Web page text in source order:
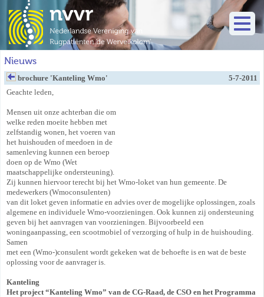
Nieuws
brochure 'Kanteling Wmo'
5-7-2011
Geachte leden,
Mensen uit onze achterban die om
welke reden moeite hebben met
zelfstandig wonen, het voeren van
het huishouden of meedoen in de
samenleving kunnen een beroep
doen op de Wmo (Wet
maatschappelijke ondersteuning).
Zij kunnen hiervoor terecht bij het Wmo-loket van hun gemeente. De
medewerkers (Wmoconsulenten)
van dit loket geven informatie en advies over de mogelijke oplossingen, zoals
algemene en individuele Wmo-voorzieningen. Ook kunnen zij ondersteuning
geven bij het aanvragen van voorzieningen. Bijvoorbeeld een
woningaanpassing, een scootmobiel of verzorging of hulp in de huishouding.
Samen
met een (Wmo-)consulent wordt gekeken wat de behoefte is en wat de beste
oplossing voor de aanvrager is.
Kanteling
Het project “Kanteling Wmo” van de CG-Raad, de CSO en het Programma